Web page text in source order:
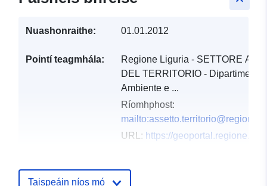
Nuashonraithe: 01.01.2012
Pointí teagmhála:
Regione Liguria - SETTORE
DEL TERRITORIO - Dipartimento
Ambiente e ...
Ríomhphost:
URL: https://
June 2022
Taispeáin níos mó